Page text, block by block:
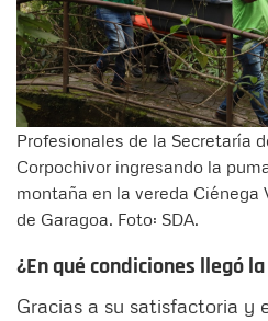
Profesionales de la Secretaría
Corpochivor ingresando la
montaña en la vereda Ciénega
de Garagoa. Foto: SDA.
¿En qué condiciones llegó
Gracias a su satisfactoria y